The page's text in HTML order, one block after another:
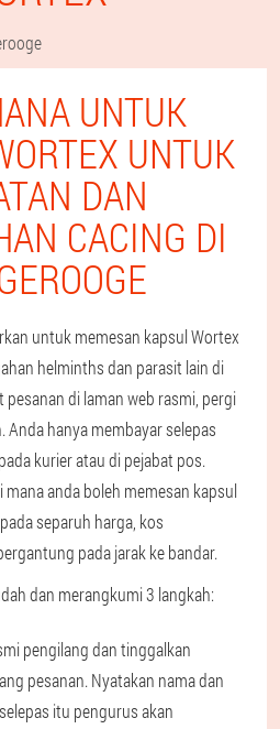
UNTUK
UNTUK
DAN
CACING DI
untuk memesan kapsul Wortex
helminths dan parasit lain di
di laman web rasmi, pergi
hanya membayar selepas
kurier atau di pejabat pos.
anda boleh memesan kapsul
separuh harga, kos
pada jarak ke bandar.
dan merangkumi 3 langkah:
pengilang dan tinggalkan
pesanan. Nyatakan nama dan
itu pengurus akan